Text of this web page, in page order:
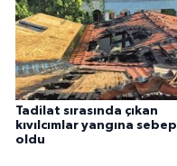
Tadilat sırasında çıkan
kıvılcımlar yangına sebep
oldu